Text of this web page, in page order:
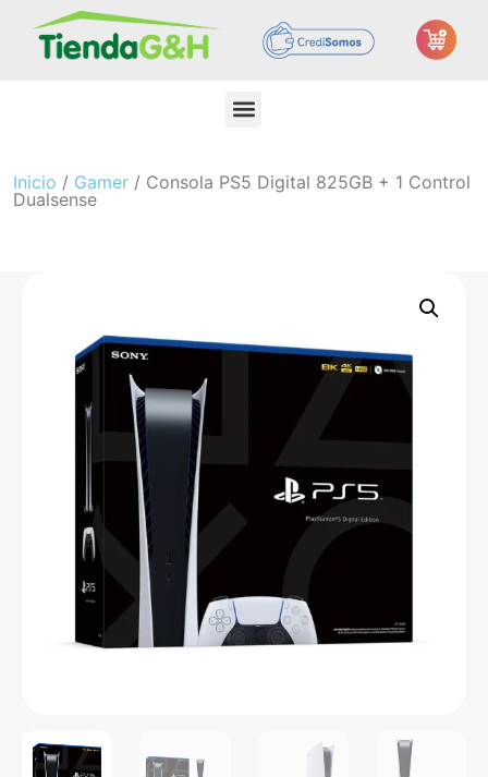
Inicio / Gamer / Consola PS5 Digital 825GB + 1 Control
Dualsense